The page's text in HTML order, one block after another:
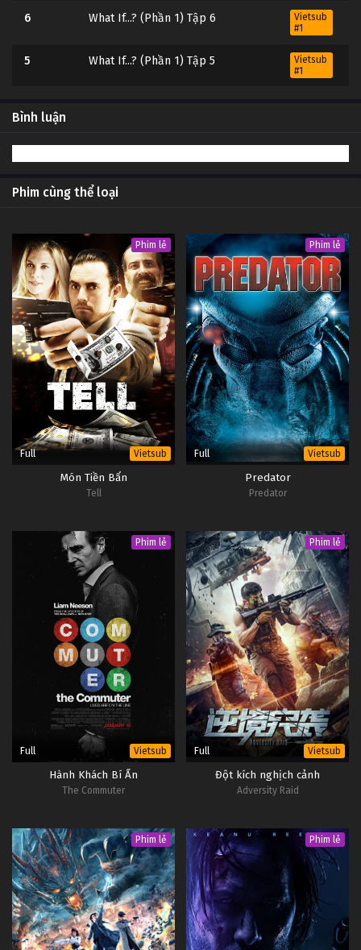
6 What If...? (Phần 1) Tập 6
Vietsub
#1
5 What If...? (Phần 1) Tập 5
Vietsub
#1
Bình luận
Phim cùng thể loại
Phim lẻ
Full Vietsub
Món Tiền Bẩn
Tell
Phim lẻ
Full Vietsub
Predator
Predator
Phim lẻ
Full Vietsub
Hành Khách Bí Ẩn
The Commuter
Phim lẻ
Full Vietsub
Đột kích nghịch cảnh
Adversity Raid
Phim lẻ Phim lẻ